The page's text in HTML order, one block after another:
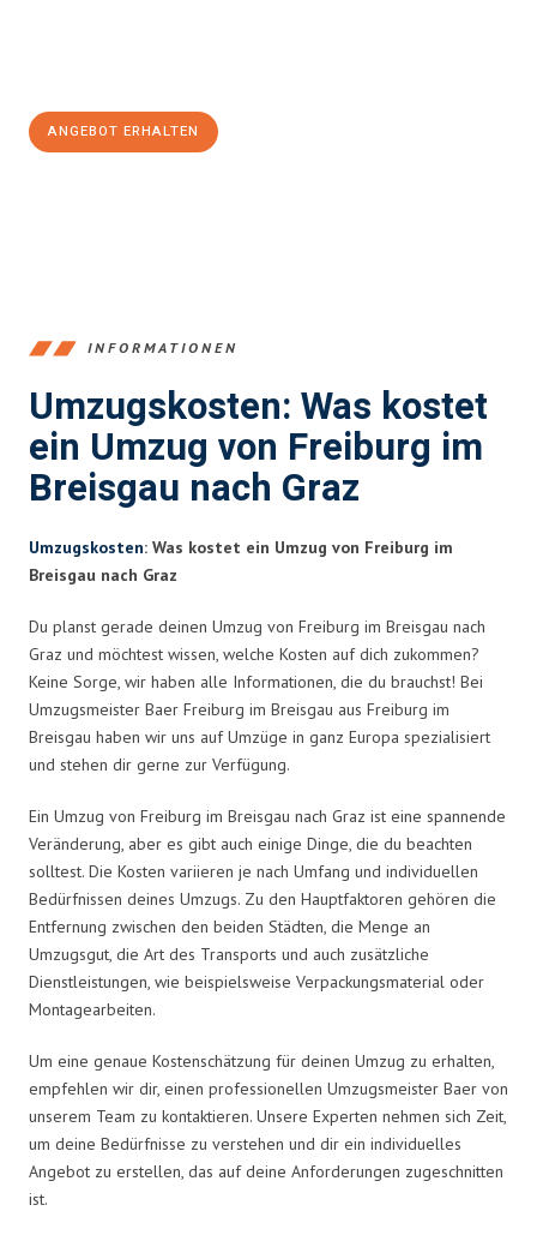
ANGEBOT ERHALTEN
INFORMATIONEN
Umzugskosten: Was kostet
ein Umzug von Freiburg im
Breisgau nach Graz
Umzugskosten: Was kostet ein Umzug von Freiburg im
Breisgau nach Graz
Du planst gerade deinen Umzug von Freiburg im Breisgau nach
Graz und möchtest wissen, welche Kosten auf dich zukommen?
Keine Sorge, wir haben alle Informationen, die du brauchst! Bei
Umzugsmeister Baer Freiburg im Breisgau aus Freiburg im
Breisgau haben wir uns auf Umzüge in ganz Europa spezialisiert
und stehen dir gerne zur Verfügung.
Ein Umzug von Freiburg im Breisgau nach Graz ist eine spannende
Veränderung, aber es gibt auch einige Dinge, die du beachten
solltest. Die Kosten variieren je nach Umfang und individuellen
Bedürfnissen deines Umzugs. Zu den Hauptfaktoren gehören die
Entfernung zwischen den beiden Städten, die Menge an
Umzugsgut, die Art des Transports und auch zusätzliche
Dienstleistungen, wie beispielsweise Verpackungsmaterial oder
Montagearbeiten.
Um eine genaue Kostenschätzung für deinen Umzug zu erhalten,
empfehlen wir dir, einen professionellen Umzugsmeister Baer von
unserem Team zu kontaktieren. Unsere Experten nehmen sich Zeit,
um deine Bedürfnisse zu verstehen und dir ein individuelles
Angebot zu erstellen, das auf deine Anforderungen zugeschnitten
ist.